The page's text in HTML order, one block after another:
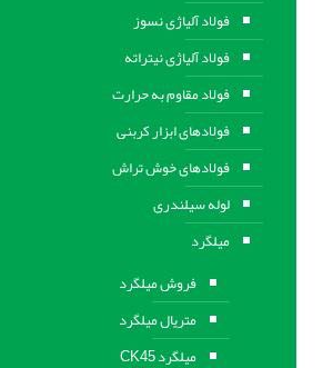
فولاد آلیاژی نسوز
فولاد آلیاژی نیتراته
فولاد مقاوم به حرارت
فولادهای ابزار کربنی
فولادهای خوش تراش
لوله سیلندری
میلگرد
فروش میلگرد
متریال میلگرد
میلگرد CK45